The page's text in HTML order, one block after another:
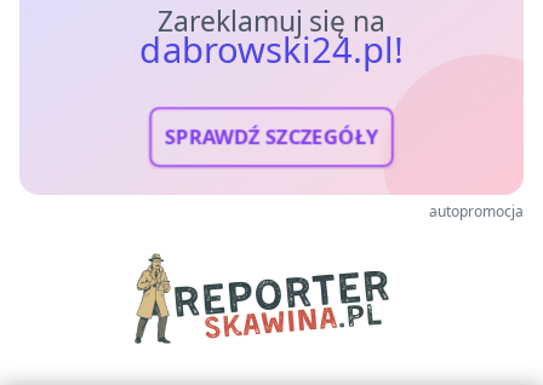
Zareklamuj się na
dabrowski24.pl!
SPRAWDŹ SZCZEGÓŁY
autopromocja